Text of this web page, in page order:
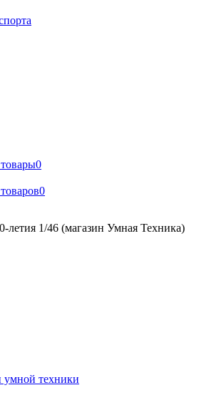
0
0
летия 1/46 (магазин Умная Техника)